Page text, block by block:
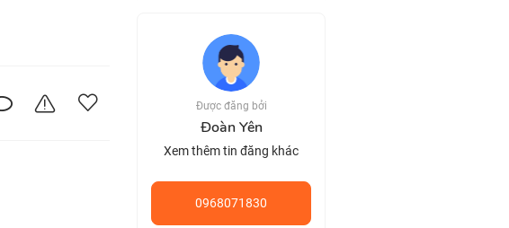
Được đăng bởi
Đoàn Yên
Xem thêm tin đăng khác
0968071830